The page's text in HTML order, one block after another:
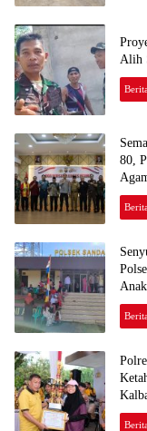
Alih
80,